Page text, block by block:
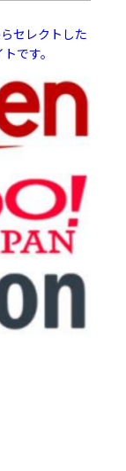
セレクトした
です。